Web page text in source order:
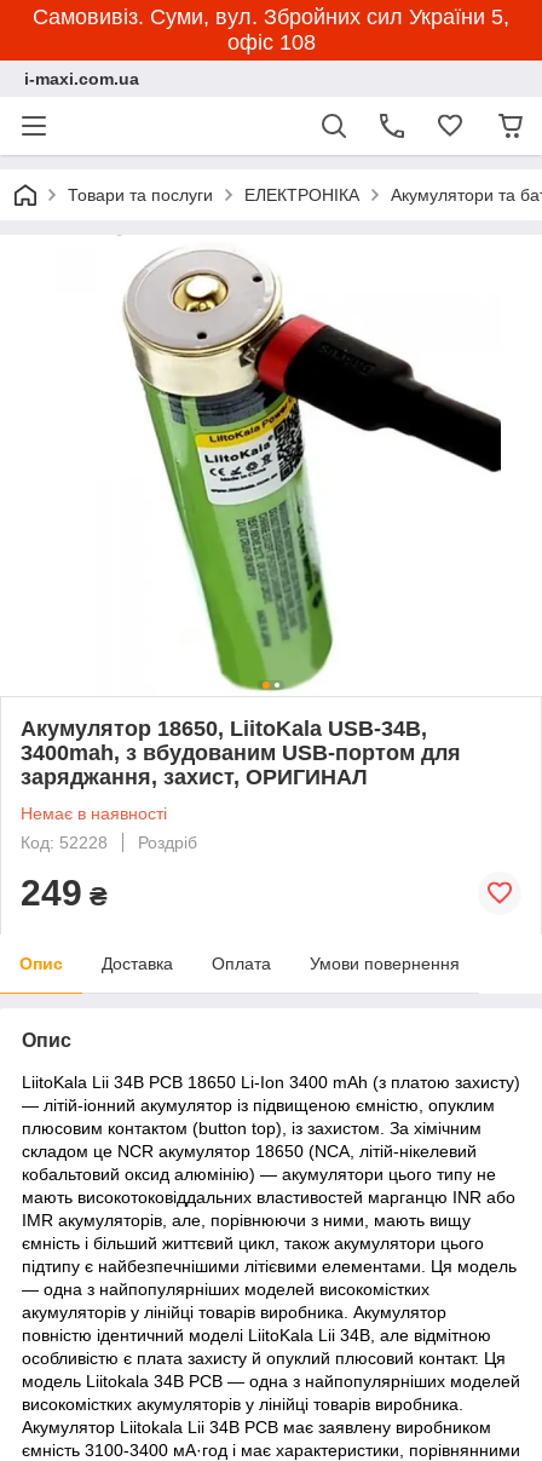
Самовивіз. Суми, вул. Збройних сил України 5,
офіс 108
i-maxi.com.ua
Товари та послуги ЕЛЕКТРОНІКА Акумулятори та
Акумулятор 18650, LiitoKala USB-34B,
3400mah, з вбудованим USB-портом для
заряджання, захист, ОРИГИНАЛ
Немає в наявності
Код: 52228
Роздріб
249 ₴
Опис Доставка Оплата Умови повернення
Опис
LiitoKala Lii 34B PCB 18650 Li-Ion 3400 mAh (з платою захисту)
— літій-іонний акумулятор із підвищеною ємністю, опуклим
плюсовим контактом (button top), із захистом. За хімічним
складом це NCR акумулятор 18650 (NCA, літій-нікелевий
кобальтовий оксид алюмінію) — акумулятори цього типу не
мають високотоковіддальних властивостей марганцю INR або
IMR акумуляторів, але, порівнюючи з ними, мають вищу
ємність і більший життєвий цикл, також акумулятори цього
підтипу є найбезпечнішими літієвими елементами. Ця модель
— одна з найпопулярніших моделей високомістких
акумуляторів у лінійці товарів виробника. Акумулятор
повністю ідентичний моделі LiitoKala Lii 34B, але відмітною
особливістю є плата захисту й опуклий плюсовий контакт. Ця
модель Liitokala 34B PCB — одна з найпопулярніших моделей
високомістких акумуляторів у лінійці товарів виробника.
Акумулятор Liitokala Lii 34B PCB має заявлену виробником
ємність 3100-3400 мА·год і має характеристики, порівнянними